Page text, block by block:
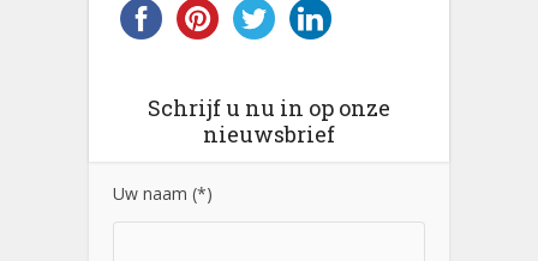
Schrijf u nu in op onze
nieuwsbrief
Uw naam (*)